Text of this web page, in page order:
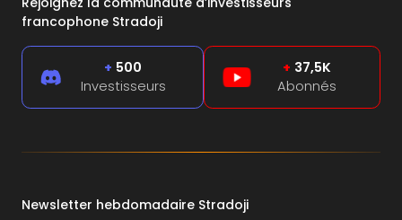
francophone Stradoji
+ 500
Investisseurs
+ 37,5K
Abonnés
Newsletter hebdomadaire Stradoji